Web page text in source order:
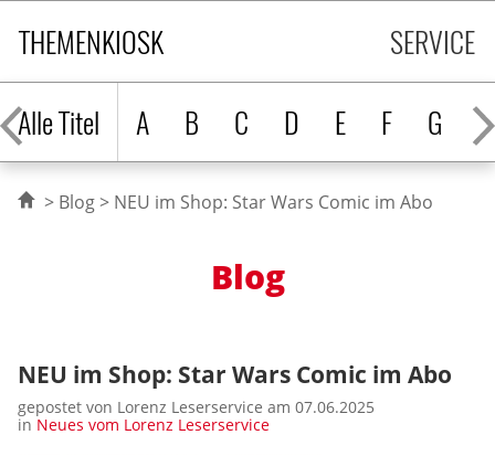
THEMENKIOSK
Alle Titel
A B C D E F G H
SERVICE
Blog NEU im Shop: Star Wars Comic im Abo
Blog
NEU im Shop: Star Wars Comic im Abo
gepostet von Lorenz Leserservice am 07.06.2025
in Neues vom Lorenz Leserservice